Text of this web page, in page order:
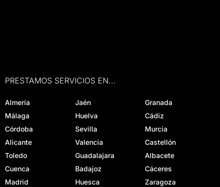
PRESTAMOS SERVICIOS EN...
Almería Jaén
Granada
Málaga
Huelva
Cádiz
Córdoba
Sevilla
Murcia
Alicante
Valencia
Castellón
Toledo
Guadalajara
Albacete
Cuenca
Badajoz
Cáceres
Madrid
Huesca
Zaragoza